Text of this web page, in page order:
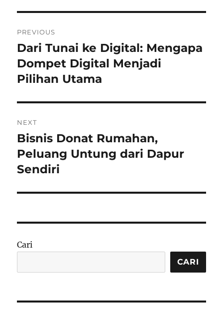
pos
PREVIOUS
Previous
post:
Dari Tunai ke Digital: Mengapa
Dompet Digital Menjadi
Pilihan Utama
NEXT
Next
post:
Bisnis Donat Rumahan,
Peluang Untung dari Dapur
Sendiri
Cari
CARI